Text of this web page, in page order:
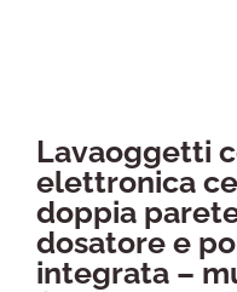
Lavaoggetti
elettronica
doppia
dosatore e
integrata –